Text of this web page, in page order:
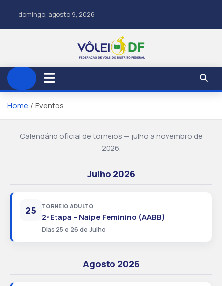
domingo, agosto 9, 2026
Home Eventos
Calendário oficial de torneios — julho a novembro de
2026.
Julho 2026
25 TORNEIO ADULTO
2ª Etapa – Naipe Feminino (AABB)
Dias 25 e 26 de Julho
Agosto 2026